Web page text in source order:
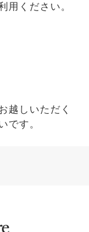
用ください。
越しいただく
です。